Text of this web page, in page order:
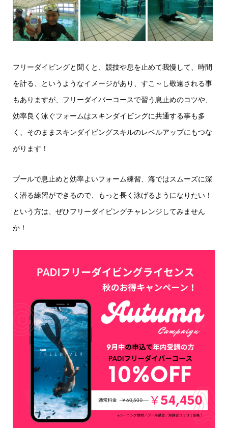
フリーダイビングと聞くと、競技や息を止めて我慢して、時間
を計る、というようなイメージがあり、すこ～し敬遠される事
もありますが、フリーダイバーコースで習う息止めのコツや、
効率良く泳ぐフォームはスキンダイビングに共通する事も多
く、そのままスキンダイビングスキルのレベルアップにもつな
がります！
プールで息止めと効率よいフォーム練習、海ではスムーズに深
く潜る練習ができるので、もっと長く泳げるようになりたい！
という方は、ぜひフリーダイビングチャレンジしてみません
か！